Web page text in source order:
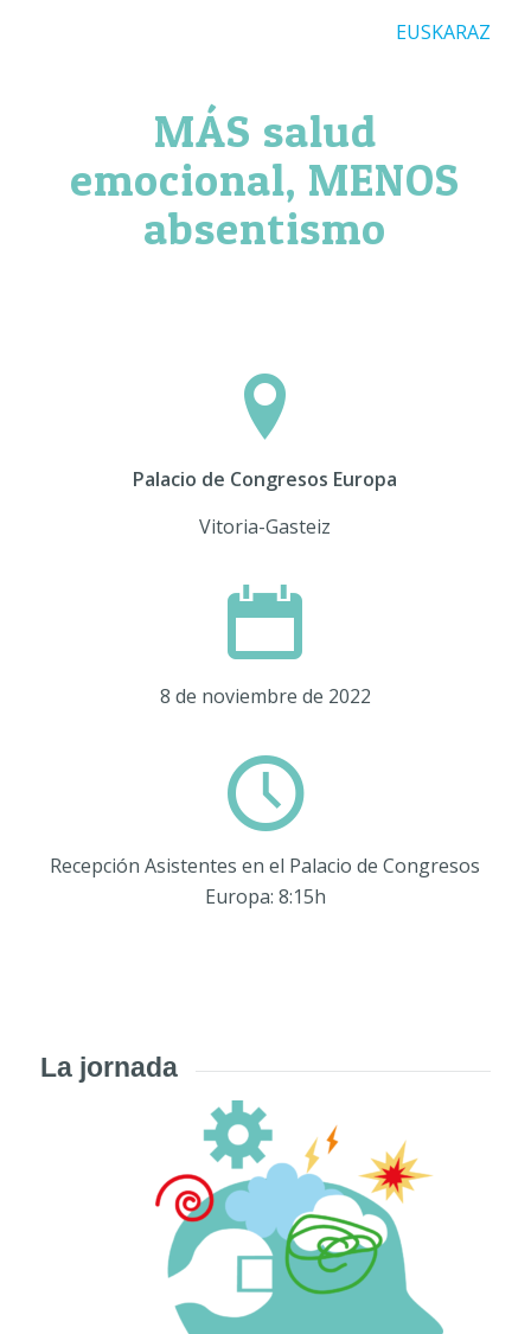
EUSKARAZ
MÁS salud
emocional, MENOS
absentismo
Palacio de Congresos Europa
Vitoria-Gasteiz
8 de noviembre de 2022
Recepción Asistentes en el Palacio de Congresos
Europa: 8:15h
La jornada